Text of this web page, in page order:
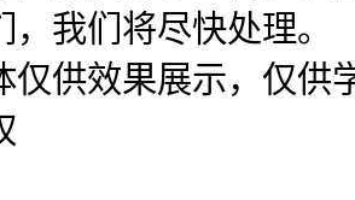
，我们将尽快处理。
仅供效果展示，仅供